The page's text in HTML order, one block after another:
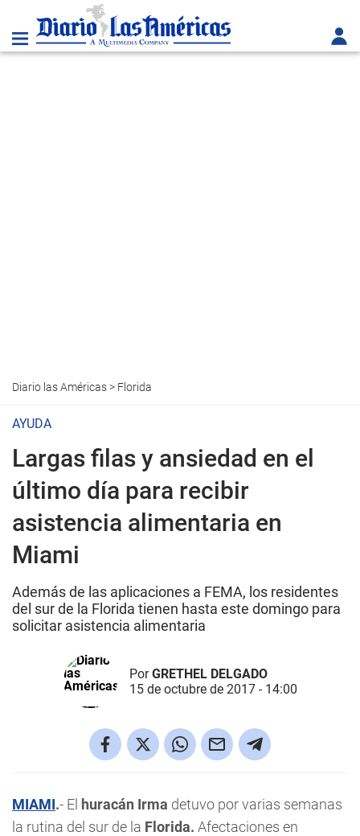
Diario las Américas> Florida
AYUDA
Largas filas y ansiedad en el
último día para recibir
asistencia alimentaria en
Miami
Además de las aplicaciones a FEMA, los residentes
del sur de la Florida tienen hasta este domingo para
solicitar asistencia alimentaria
PorGRETHEL DELGADO
15 de octubre de 2017 - 14:00
MIAMI.- El huracán Irma detuvo por varias semanas
la rutina del sur de la Florida. Afectaciones en